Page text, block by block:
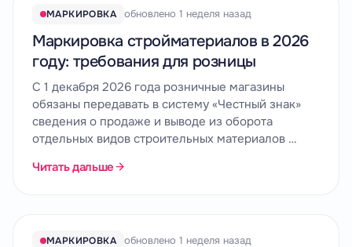
МАРКИРОВКА обновлено 1 неделя назад
Маркировка стройматериалов в 2026
году: требования для розницы
С 1 декабря 2026 года розничные магазины
обязаны передавать в систему «Честный знак»
сведения о продаже и выводе из оборота
отдельных видов строительных материалов …
Читать дальше
МАРКИРОВКА обновлено 1 неделя назад